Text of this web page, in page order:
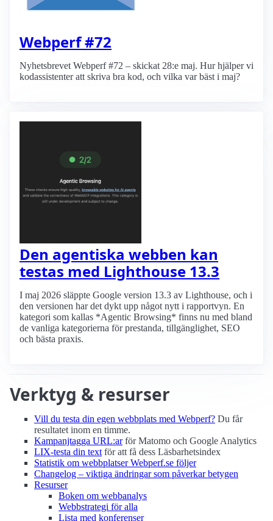
Webperf #72
Nyhetsbrevet Webperf #72 – skickat 28:e maj. Hur hjälper vi
kodassistenter att skriva bra kod, och vilka var bäst i maj?
Den agentiska webben kan
testas med Lighthouse 13.3
I maj 2026 släppte Google version 13.3 av Lighthouse, och i
den versionen har det dykt upp något nytt i rapportvyn. En
kategori som kallas *Agentic Browsing* finns nu med bland
de vanliga kategorierna för prestanda, tillgänglighet, SEO
och bästa praxis.
Verktyg & resurser
Vill du testa din egen webbplats med Webperf? Du får
resultatet inom en timme.
Kampanjtagga URL:arför Matomo och Google Analytics
LIX-testa din text för att få dess Läsbarhetsindex
Statistik om webbplatser Webperf.se följer
Changelog – viktiga ändringar som påverkar betygen
Resurser
Boken om webbanalys
Webbstrategi för alla
Lista med konferenser